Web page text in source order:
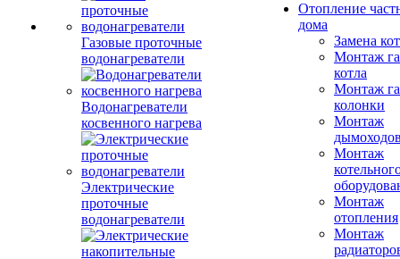
Газовые проточные
водонагреватели
Водонагреватели
косвенного нагрева
Электрические
проточные
водонагреватели
Отопление
дома
Замена
Монтаж
котла
Монтаж
колонки
Монтаж
Монтаж
Монтаж
отопления
Монтаж